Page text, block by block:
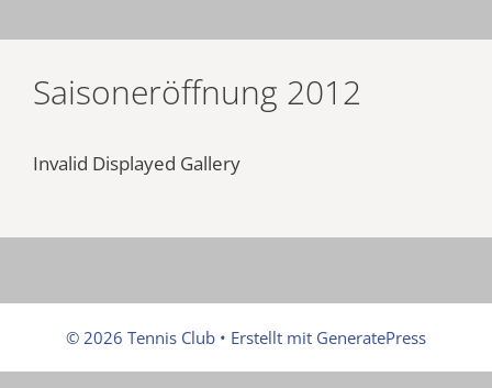
Saisoneröffnung 2012
Invalid Displayed Gallery
© 2026 Tennis Club • Erstellt mit GeneratePress